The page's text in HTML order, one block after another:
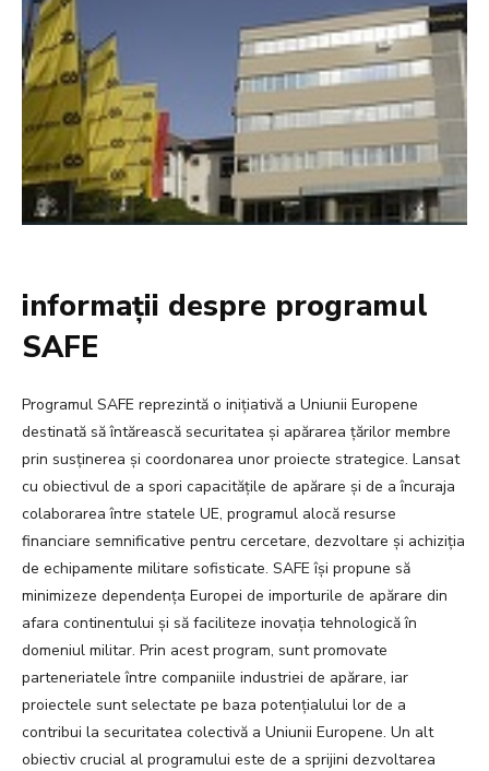
informații despre programul
SAFE
Programul SAFE reprezintă o inițiativă a Uniunii Europene
destinată să întărească securitatea și apărarea țărilor membre
prin susținerea și coordonarea unor proiecte strategice. Lansat
cu obiectivul de a spori capacitățile de apărare și de a încuraja
colaborarea între statele UE, programul alocă resurse
financiare semnificative pentru cercetare, dezvoltare și achiziția
de echipamente militare sofisticate. SAFE își propune să
minimizeze dependența Europei de importurile de apărare din
afara continentului și să faciliteze inovația tehnologică în
domeniul militar. Prin acest program, sunt promovate
parteneriatele între companiile industriei de apărare, iar
proiectele sunt selectate pe baza potențialului lor de a
contribui la securitatea colectivă a Uniunii Europene. Un alt
obiectiv crucial al programului este de a sprijini dezvoltarea